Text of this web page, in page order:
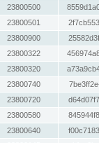
23800500
23800501
23800900
23800322
23800320
23800740
23800720
23800580
23800640